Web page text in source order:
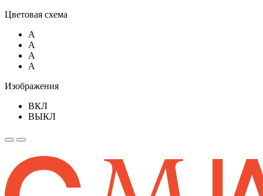
Цветовая схема
A
A
A
A
Изображения
ВКЛ
ВЫКЛ